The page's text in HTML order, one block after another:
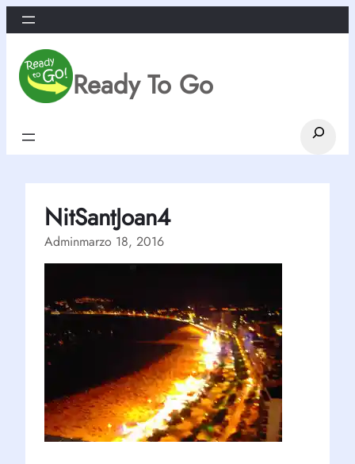
Saltar
al
contenido
Ready To Go
Search
NitSantJoan4
Adminmarzo 18, 2016